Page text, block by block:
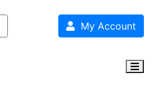
My Account